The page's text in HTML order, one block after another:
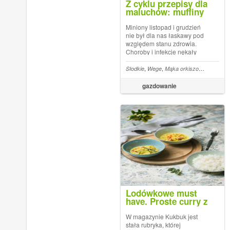
Z cyklu przepisy dla
maluchów: muffiny
orkiszowo-kokosowe z
suszonymi figami
Miniony listopad i grudzień
nie był dla nas łaskawy pod
względem stanu zdrowia.
Choroby i infekcje nękały
mnie i Zu jakby prowadziły z
nami nieznośną wojnę
podjazdową. Mamy styczeń i
choć nadal glut pod nosem
(tak to bywa z
gazdowanie
Słodkie, Wege, Mąka orkiszowa
Lodówkowe must
have. Proste curry z
W magazynie Kukbuk jest
stała rubryka, której